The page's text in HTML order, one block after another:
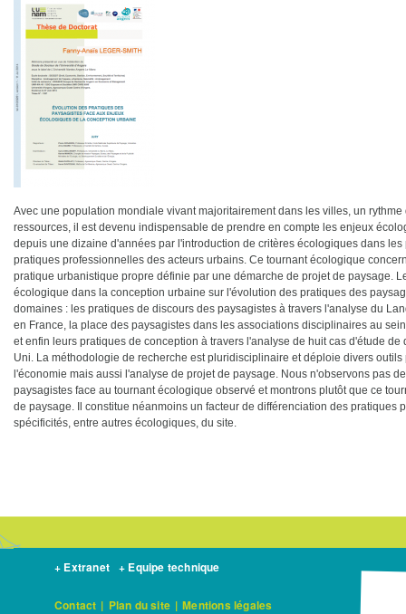
Avec une population mondiale vivant majoritairement dans les villes, un
ressources, il est devenu indispensable de prendre en compte les enjeux
depuis une dizaine d'années par l'introduction de critères écologiques dans
pratiques professionnelles des acteurs urbains. Ce tournant écologique
pratique urbanistique propre définie par une démarche de projet de paysage.
écologique dans la conception urbaine sur l'évolution des pratiques des
domaines : les pratiques de discours des paysagistes à travers l'analyse du
en France, la place des paysagistes dans les associations disciplinaires au
et enfin leurs pratiques de conception à travers l'analyse de huit cas d'étude
Uni. La méthodologie de recherche est pluridisciplinaire et déploie divers
l'économie mais aussi l'analyse de projet de paysage. Nous n'observons pas
paysagistes face au tournant écologique observé et montrons plutôt que ce
de paysage. Il constitue néanmoins un facteur de différenciation des pratiques
spécificités, entre autres écologiques, du site.
+ Extranet + Equipe technique
Contact | Plan du site | Mentions légales